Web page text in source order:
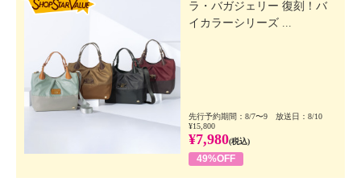
ラ・バガジェリー 復刻！バ
イカラーシリーズ ...
先行予約期間：8/7〜9 放送日：8/10
¥15,800
¥7,980(税込)
49%OFF